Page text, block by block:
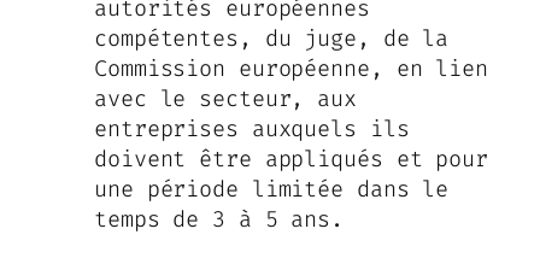
autorités européennes
compétentes, du juge, de la
Commission européenne, en lien
avec le secteur, aux
entreprises auxquels ils
doivent être appliqués et pour
une période limitée dans le
temps de 3 à 5 ans.